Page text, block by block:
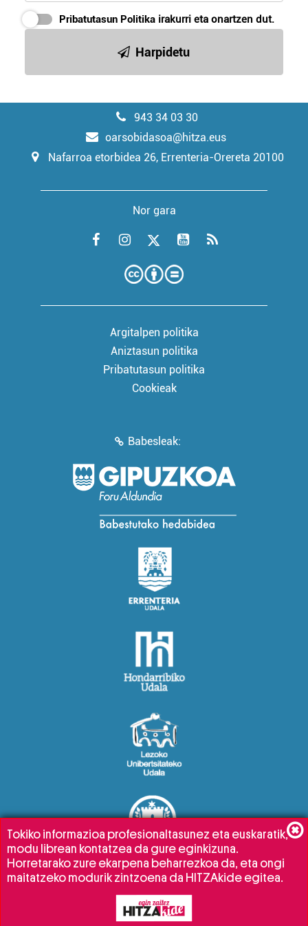
Pribatutasun Politika irakurri eta onartzen dut.
Harpidetu
943 34 03 30
oarsobidasoa@hitza.eus
Nafarroa etorbidea 26, Errenteria-Orereta 20100
Nor gara
Argitalpen politika
Aniztasun politika
Pribatutasun politika
Cookieak
Babesleak:
Tokiko informazioa profesionaltasunez eta euskaratik,
modu librean kontatzea da gure eginkizuna.
Horretarako zure ekarpena beharrezkoa da, eta ongi
maitatzeko modurik zintzoena da HITZAkide egitea.